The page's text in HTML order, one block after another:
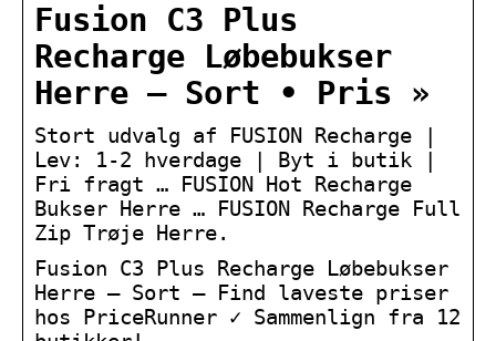
Fusion C3 Plus
Recharge Løbebukser
Herre – Sort • Pris »
Stort udvalg af FUSION Recharge |
Lev: 1-2 hverdage | Byt i butik |
Fri fragt … FUSION Hot Recharge
Bukser Herre … FUSION Recharge Full
Zip Trøje Herre.
Fusion C3 Plus Recharge Løbebukser
Herre – Sort – Find laveste priser
hos PriceRunner ✓ Sammenlign fra 12